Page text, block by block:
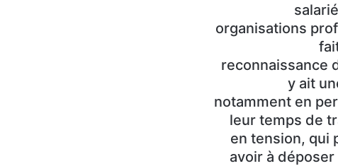
organisations
reconnaissance
y ait
notamment en
leur temps de
en tension, qui
avoir à